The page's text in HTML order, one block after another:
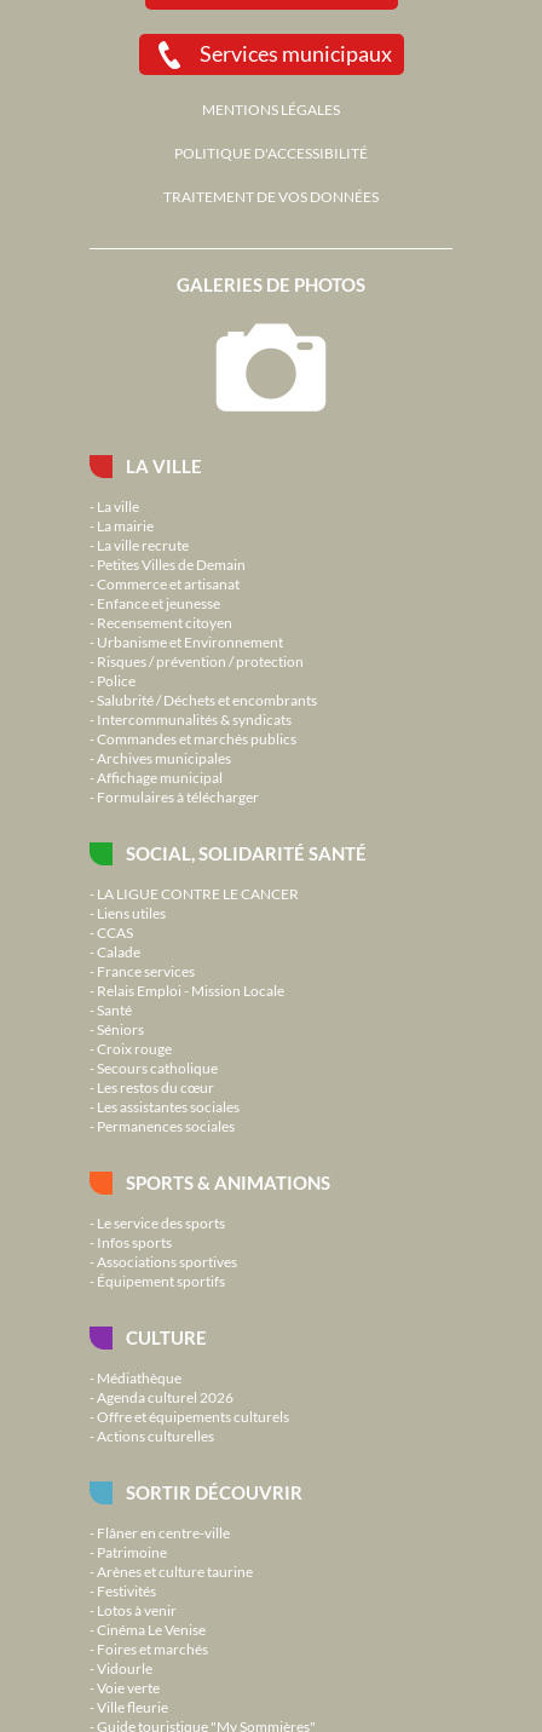
LA VILLE
La ville
La mairie
La ville recrute
Petites Villes de Demain
Commerce et artisanat
Enfance et jeunesse
Recensement citoyen
Urbanisme et Environnement
Risques / prévention / protection
Police
Salubrité / Déchets et encombrants
Intercommunalités & syndicats
Commandes et marchés publics
Archives municipales
Affichage municipal
Formulaires à télécharger
SOCIAL, SOLIDARITÉ SANTÉ
LA LIGUE CONTRE LE CANCER
Liens utiles
CCAS
Calade
France services
Relais Emploi - Mission Locale
Santé
Séniors
Croix rouge
Secours catholique
Les restos du cœur
Les assistantes sociales
Permanences sociales
SPORTS & ANIMATIONS
Le service des sports
Infos sports
Associations sportives
Équipement sportifs
CULTURE
Médiathèque
Agenda culturel 2026
Offre et équipements culturels
Actions culturelles
SORTIR DÉCOUVRIR
Flâner en centre-ville
Patrimoine
Arènes et culture taurine
Festivités
Lotos à venir
Cinéma Le Venise
Foires et marchés
Vidourle
Voie verte
Ville fleurie
Guide touristique "My Sommières"
GALERIES DE PHOTOS
Services municipaux
MENTIONS LÉGALES
POLITIQUE D'ACCESSIBILITÉ
TRAITEMENT DE VOS DONNÉES